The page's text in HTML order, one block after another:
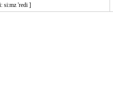
si:mz 'redi ]